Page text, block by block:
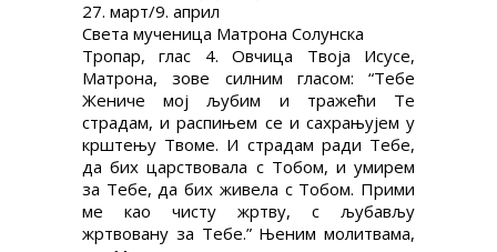
27. март/9. април
Света мученица Матрона Солунска
Тропар, глас 4. Овчица Твоја Исусе,
Матрона, зове силним гласом: “Тебе
Жениче мој љубим и тражећи Те
страдам, и распињем се и сахрањујем у
крштењу Твоме. И страдам ради Тебе,
да бих царствовала с Тобом, и умирем
за Тебе, да бих живела с Тобом. Прими
ме као чисту жртву, с љубављу
жртвовану за Тебе.” Њеним молитвама,